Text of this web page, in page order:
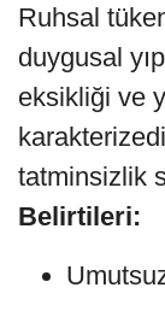
Ruhsal
duygusal
eksikliği ve
tatminsizlik
Belirtileri: